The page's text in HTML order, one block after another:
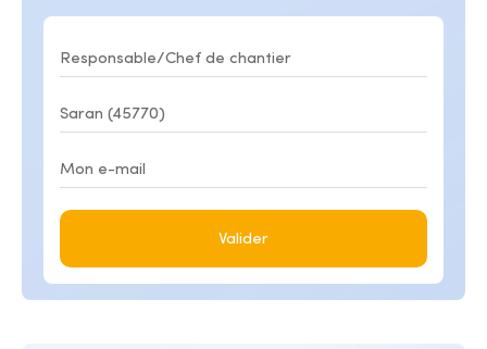
Valider